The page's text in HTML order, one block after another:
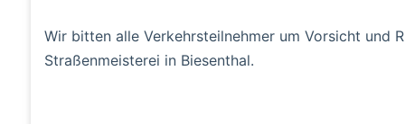
Wir bitten alle Verkehrsteilnehmer um Vorsicht und
Straßenmeisterei in Biesenthal.